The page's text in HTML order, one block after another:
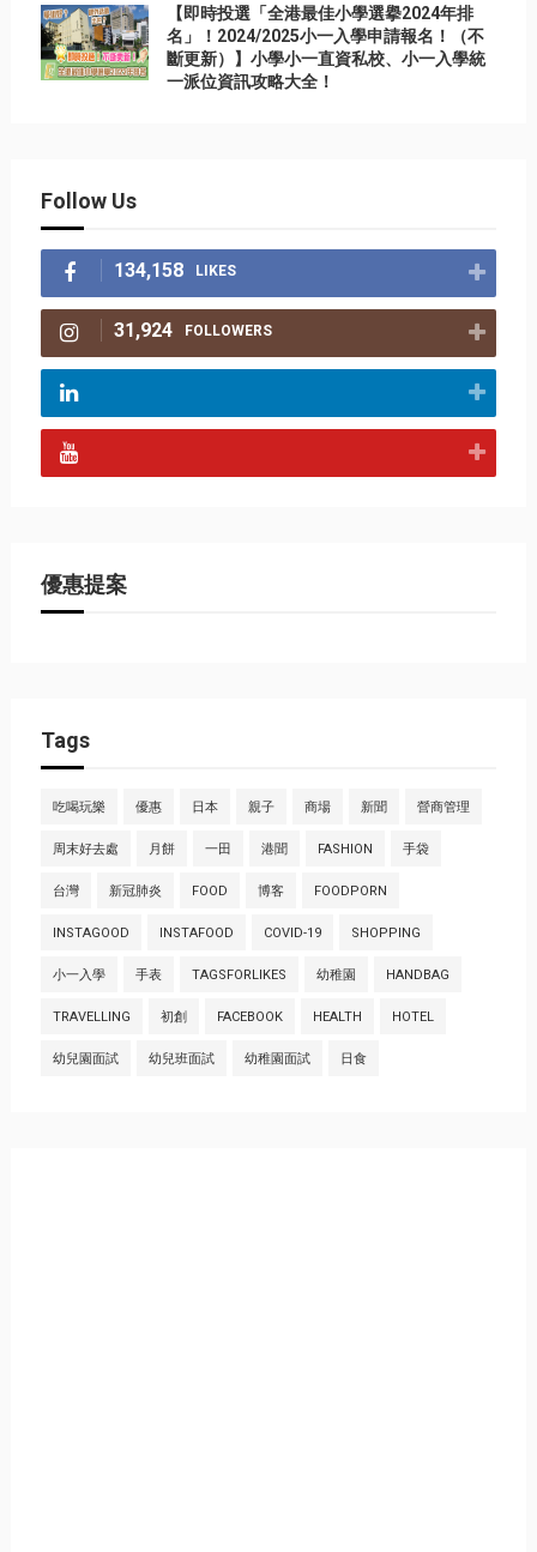
【即時投選「全港最佳小學選擧2024年排
名」！2024/2025小一入學申請報名！（不
斷更新）】小學小一直資私校、小一入學統
一派位資訊攻略大全！
Follow Us
134,158 LIKES
31,924 FOLLOWERS
優惠提案
Tags
吃喝玩樂 優惠 日本 親子 商場 新聞 營商管理
周末好去處 月餅 一田 港聞 FASHION 手袋
台灣 新冠肺炎 FOOD 博客 FOODPORN
INSTAGOOD INSTAFOOD COVID-19 SHOPPING
小一入學 手表 TAGSFORLIKES 幼稚園 HANDBAG
TRAVELLING 初創 FACEBOOK HEALTH HOTEL
幼兒園面試 幼兒班面試 幼稚園面試 日食